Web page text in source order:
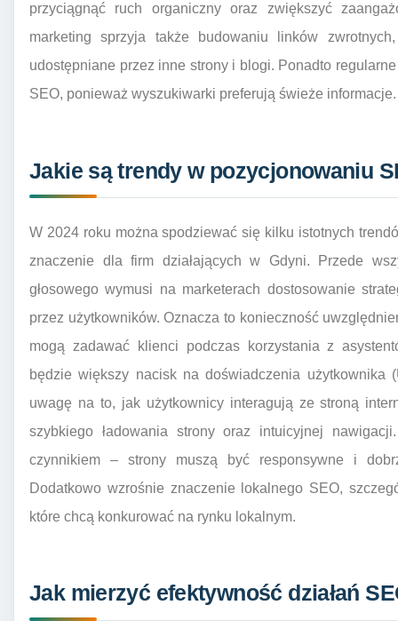
przyciągnąć ruch organiczny oraz zwiększyć
marketing sprzyja także budowaniu linków
udostępniane przez inne strony i blogi. Ponadto
SEO, ponieważ wyszukiwarki preferują świeże informacje.
Jakie są trendy w pozycjonowaniu
W 2024 roku można spodziewać się kilku istotnych
znaczenie dla firm działających w Gdyni. Przede
głosowego wymusi na marketerach dostosowanie
przez użytkowników. Oznacza to konieczność
mogą zadawać klienci podczas korzystania z
będzie większy nacisk na doświadczenia użytkownika
uwagę na to, jak użytkownicy interagują ze stroną
szybkiego ładowania strony oraz intuicyjnej
czynnikiem – strony muszą być responsywne i
Dodatkowo wzrośnie znaczenie lokalnego SEO,
które chcą konkurować na rynku lokalnym.
Jak mierzyć efektywność działań